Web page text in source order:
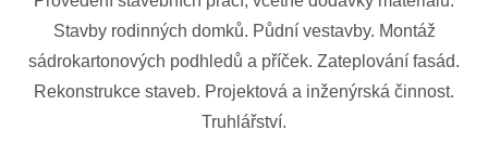
Stavby rodinných domků. Půdní vestavby. Montáž
sádrokartonových podhledů a příček. Zateplování fasád.
Rekonstrukce staveb. Projektová a inženýrská činnost.
Truhlářství.